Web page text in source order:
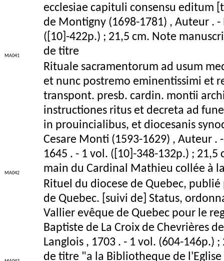
MA041
ecclesiae capituli consensu editum
de Montigny (1698-1781) , Auteur .
([10]-422p.) ; 21,5 cm. Note
de titre
MA042
Rituale sacramentorum ad usum
et nunc postremo eminentissimi et
transpont. presb. cardin. montii
instructiones ritus et decreta ad
in prouincialibus, et diocesanis
Cesare Monti (1593-1629) , Auteur
1645 . - 1 vol. ([10]-348-132p.) ;
main du Cardinal Mathieu collée à
Rituel du diocese de Quebec,
de Quebec. [suivi de] Status,
Vallier evêque de Quebec pour le
Baptiste de La Croix de Chevrières
Langlois , 1703 . - 1 vol. (604-146p.)
de titre "a la Bibliotheque de l'Eglise